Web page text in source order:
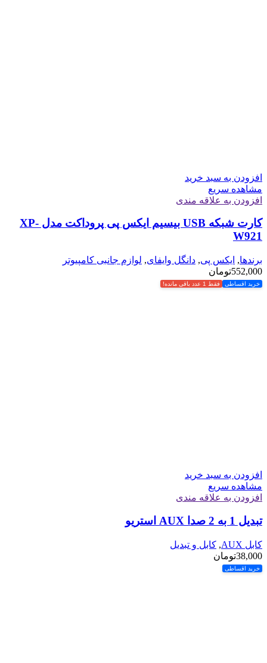
افزودن به سبد خرید
مشاهده سریع
افزودن به علاقه مندی
کارت شبکه USB بیسیم ایکس پی پروداکت مدل XP-
W921
برندها, ایکس پی, دانگل وایفای, لوازم جانبی کامپیوتر
552,000تومان
خرید اقساطی فقط 1 عدد باقی مانده!
افزودن به سبد خرید
مشاهده سریع
افزودن به علاقه مندی
تبدیل 1 به 2 صدا AUX استریو
کابل AUX , کابل و تبدیل
38,000تومان
خرید اقساطی